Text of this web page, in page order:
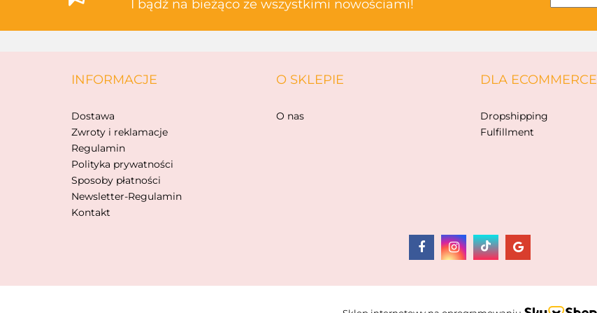
AKSJOMAT
I bądź na bieżąco ze wszystkimi nowościami!
INFORMACJE
Dostawa
Zwroty i reklamacje
Regulamin
Polityka prywatności
Sposoby płatności
Newsletter-Regulamin
Kontakt
O SKLEPIE
O nas
DLA ECOMMERCE
Dropshipping
Fulfillment